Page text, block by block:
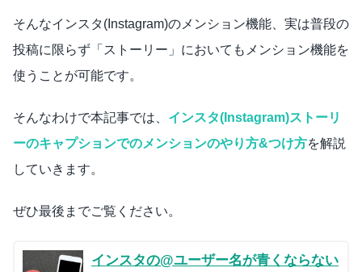
そんなインスタ(Instagram)のメンション機能、実は普段の
投稿に限らず「ストーリー」においてもメンション機能を
使うことが可能です。
そんなわけで本記事では、 インスタ(Instagram)ストーリ
ーのキャプションでのメンションのやり方&つけ方を解説
していきます。
ぜひ最後までご覧ください。
インスタの@ユーザー名が青くならない